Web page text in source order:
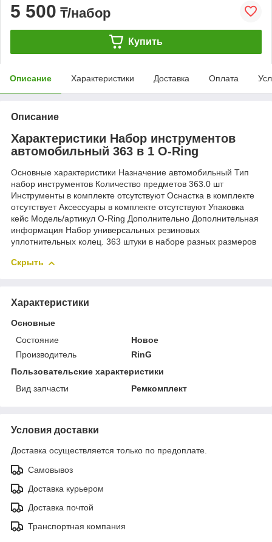
5 500 ₸/набор
Купить
Описание Характеристики Доставка Оплата
Описание
Характеристики Набор инструментов
автомобильный 363 в 1 O-Ring
Основные характеристики Назначение автомобильный Тип
набор инструментов Количество предметов 363.0 шт
Инструменты в комплекте отсутствуют Оснастка в комплекте
отсутствует Аксессуары в комплекте отсутствуют Упаковка
кейс Модель/артикул O-Ring Дополнительно Дополнительная
информация Набор универсальных резиновых
уплотнительных колец. 363 штуки в наборе разных размеров
Скрыть
Характеристики
Основные
Состояние
Новое
Производитель
RinG
Пользовательские характеристики
Вид запчасти
Ремкомплект
Условия доставки
Доставка осуществляется только по предоплате.
Самовывоз
Доставка курьером
Доставка почтой
Транспортная компания